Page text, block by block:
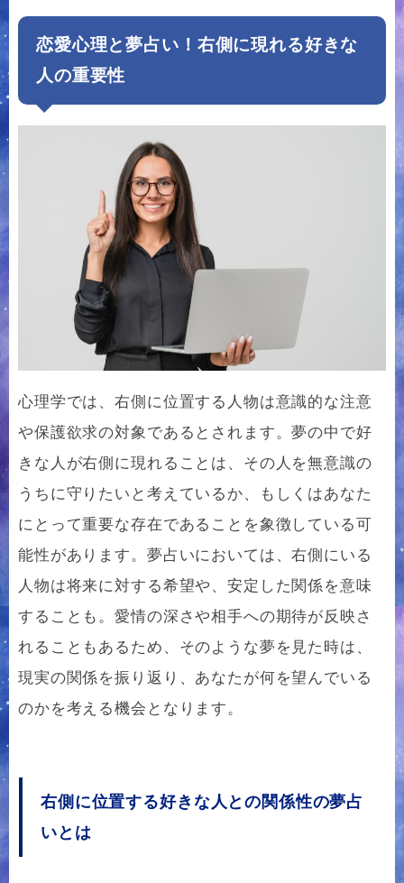
恋愛心理と夢占い！右側に現れる好きな
人の重要性
心理学では、右側に位置する人物は意識的な注意
や保護欲求の対象であるとされます。夢の中で好
きな人が右側に現れることは、その人を無意識の
うちに守りたいと考えているか、もしくはあなた
にとって重要な存在であることを象徴している可
能性があります。夢占いにおいては、右側にいる
人物は将来に対する希望や、安定した関係を意味
することも。愛情の深さや相手への期待が反映さ
れることもあるため、そのような夢を見た時は、
現実の関係を振り返り、あなたが何を望んでいる
のかを考える機会となります。
右側に位置する好きな人との関係性の夢占
いとは